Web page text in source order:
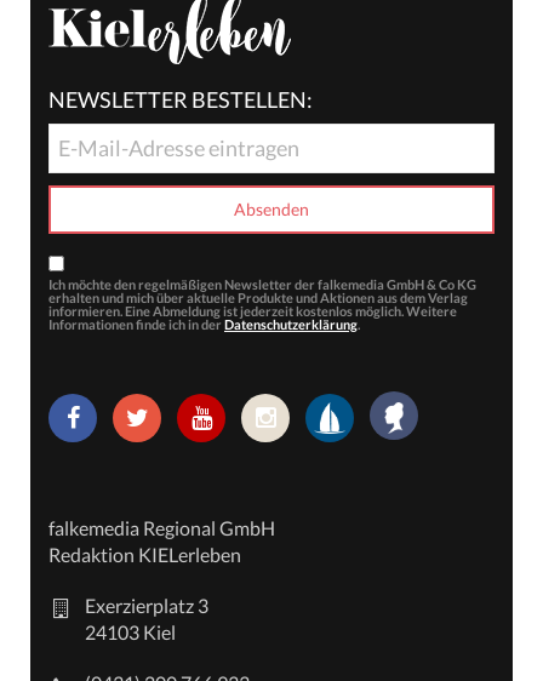
NEWSLETTER BESTELLEN:
Ich möchte den regelmäßigen Newsletter der falkemedia GmbH & Co KG
erhalten und mich über aktuelle Produkte und Aktionen aus dem Verlag
informieren. Eine Abmeldung ist jederzeit kostenlos möglich. Weitere
Informationen finde ich in der Datenschutzerklärung.
falkemedia Regional GmbH
Redaktion KIELerleben
Exerzierplatz 3
24103 Kiel